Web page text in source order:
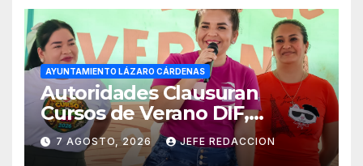
AYUNTAMIENTO LÁZARO CÁRDENAS
Autoridades Clausuran
Cursos de Verano DIF,
Seguridad Pública y Casa de
Cultura 2026
7 AGOSTO, 2026 JEFE REDACCION